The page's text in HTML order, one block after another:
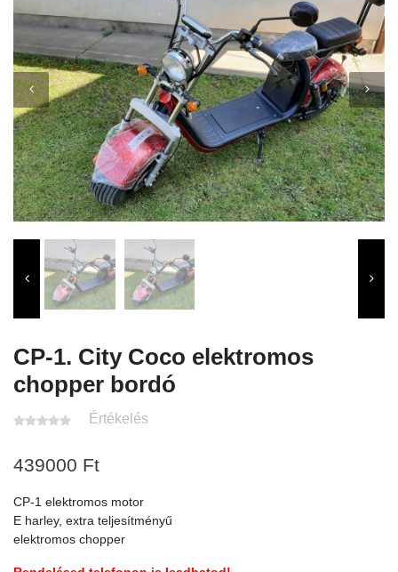
CP-1. City Coco elektromos
chopper bordó
Értékelés
439000 Ft
CP-1 elektromos motor
E harley, extra teljesítményű
elektromos chopper